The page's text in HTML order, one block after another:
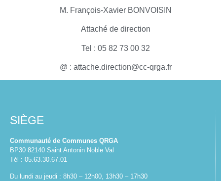
M. François-Xavier BONVOISIN
Attaché de direction
Tel : 05 82 73 00 32
@ : attache.direction@cc-qrga.fr
SIÈGE
Communauté de Communes QRGA
BP30 82140 Saint Antonin Noble Val
Tél : 05.63.30.67.01
Du lundi au jeudi : 8h30 – 12h00, 13h30 – 17h30